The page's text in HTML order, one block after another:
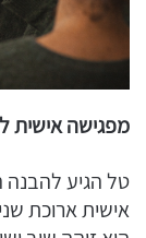
מפגישה אישית
טל הגיע להבנה
אישית ארוכת